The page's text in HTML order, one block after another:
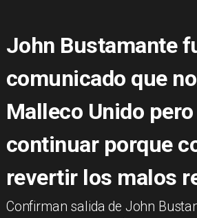
John Bustamante
comunicado que
Malleco Unido
continuar porque
revertir los malos
Confirman salida de John